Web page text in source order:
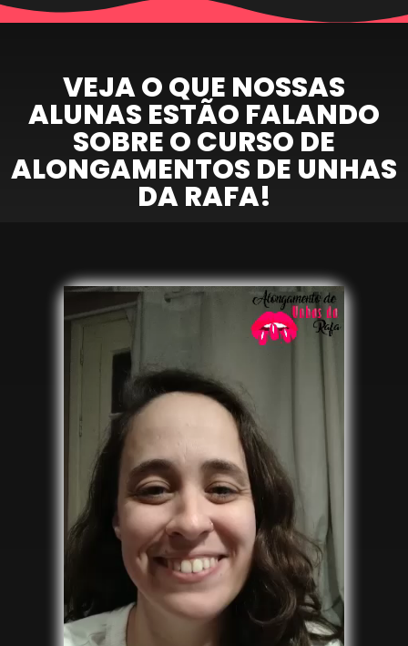
VEJA O QUE NOSSAS
ALUNAS ESTÃO FALANDO
SOBRE O CURSO DE
ALONGAMENTOS DE UNHAS
DA RAFA!